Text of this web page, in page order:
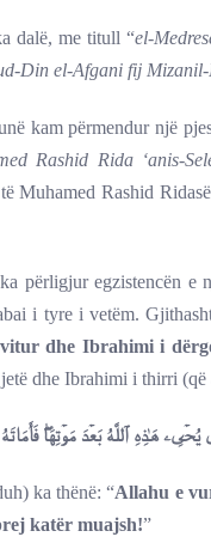
dalë, me titull “el-
Din el-Afgani fij Mizanil-
kam përmendur një
Rashid Rida ‘anis-
Muhamed Rashid
përligjur egzistencën e
i tyre i vetëm.
dhe Ibrahimi i
dhe Ibrahimi i thirri
يُحۡىِۦ هَـٰذِهِ ٱللَّهُ بَعۡدَ مَوۡتِهَا‌ۖ
ka thënë: “Allahu e
katër muajsh!”